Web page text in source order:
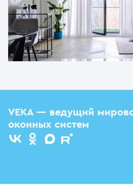
VEKA — ведущий
оконных систем